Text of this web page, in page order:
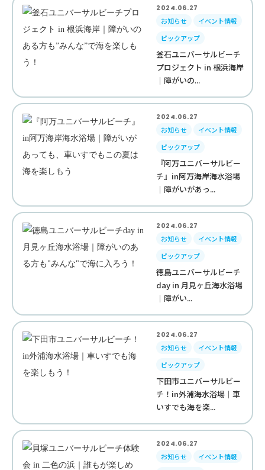
2024.06.27
お知らせ
イベント情報
ピックアップ
釜石ユニバーサルビーチ
プロジェクト in 根浜海岸
｜障がいの...
2024.06.27
お知らせ
イベント情報
ピックアップ
『阿万ユニバーサルビー
チ』in阿万海岸海水浴場
｜障がいがあっ...
2024.06.27
お知らせ
イベント情報
ピックアップ
徳島ユニバーサルビーチ
day in 月見ヶ丘海水浴場
｜障がい...
2024.06.27
お知らせ
イベント情報
ピックアップ
下田市ユニバーサルビー
チ！in外浦海水浴場｜車
いすでも海を楽...
2024.06.27
お知らせ
イベント情報